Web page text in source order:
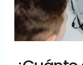
web
para